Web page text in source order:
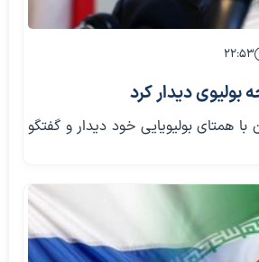
۲۲:۵۳
بولیوی دیدار کرد
با همتای بولیویایی خود دیدار و گفتگو